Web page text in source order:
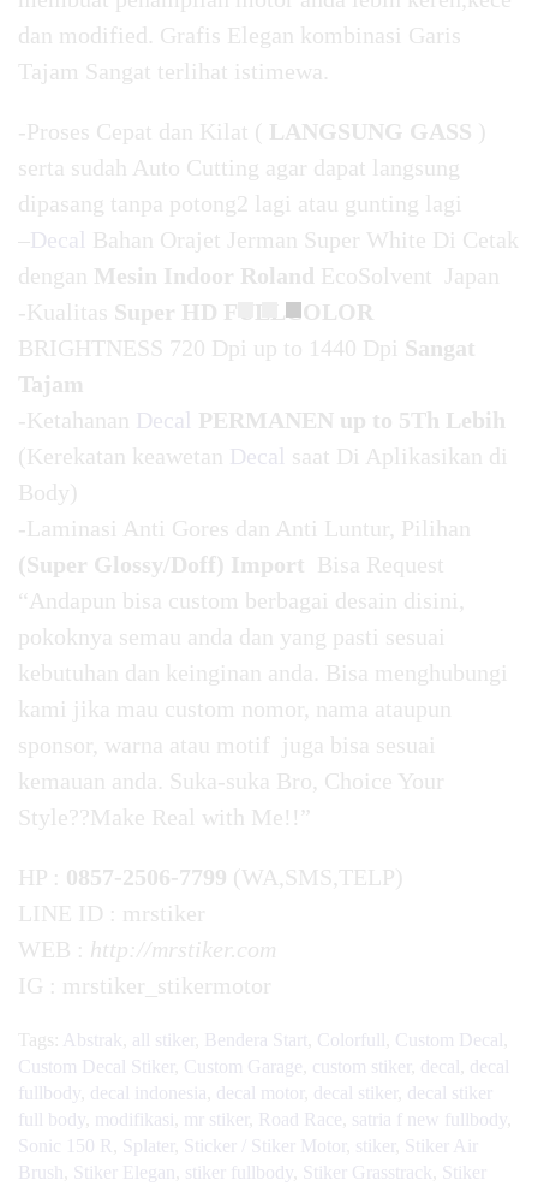
dan modified. Grafis Elegan kombinasi Garis
Tajam Sangat terlihat istimewa.
-Proses Cepat dan Kilat ( LANGSUNG GASS )
serta sudah Auto Cutting agar dapat langsung
dipasang tanpa potong2 lagi atau gunting lagi
–Decal Bahan Orajet Jerman Super White Di Cetak
dengan Mesin Indoor Roland EcoSolvent Japan
-Kualitas Super HD FULLCOLOR
BRIGHTNESS 720 Dpi up to 1440 Dpi Sangat
Tajam
-Ketahanan Decal PERMANEN up to 5Th Lebih
(Kerekatan keawetan Decal saat Di Aplikasikan di
Body)
-Laminasi Anti Gores dan Anti Luntur, Pilihan
(Super Glossy/Doff) Import Bisa Request
“Andapun bisa custom berbagai desain disini,
pokoknya semau anda dan yang pasti sesuai
kebutuhan dan keinginan anda. Bisa menghubungi
kami jika mau custom nomor, nama ataupun
sponsor, warna atau motif juga bisa sesuai
kemauan anda. Suka-suka Bro, Choice Your
Style??Make Real with Me!!”
HP : 0857-2506-7799 (WA,SMS,TELP)
LINE ID : mrstiker
WEB : http://mrstiker.com
IG : mrstiker_stikermotor
Tags: Abstrak all stiker Bendera Start Colorfull Custom Decal
Custom Decal Stiker
Custom Garage custom stiker decal
decal
fullbody
decal indonesia decal motor decal stiker
decal stiker
full body
modifikasi mr stiker Road Race satria f new fullbody
Sonic 150 R
Splater Sticker / Stiker Motor stiker
Stiker Air
Brush
Stiker Elegan stiker fullbody Stiker Grasstrack
Stiker